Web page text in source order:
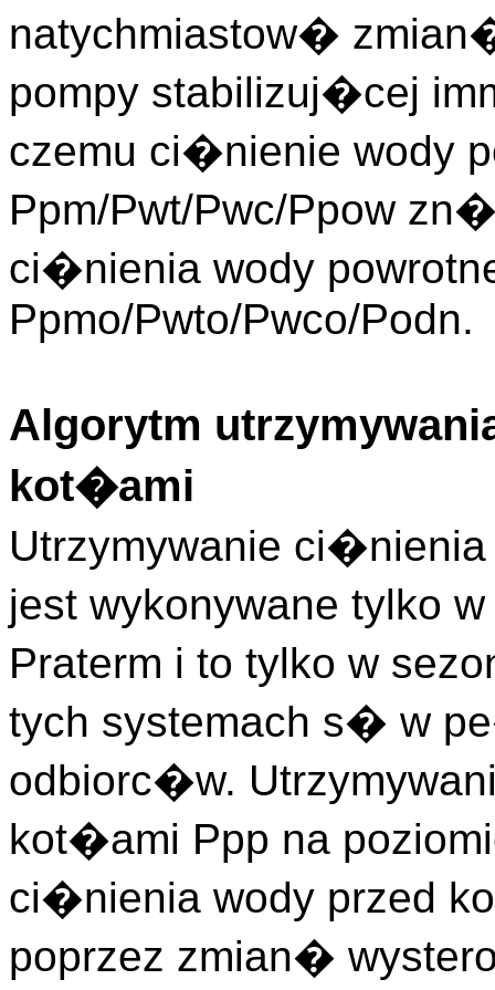
natychmiastow�
pompy stabilizuj�cej
czemu ci�nienie wody
Ppm/Pwt/Pwc/Ppow
ci�nienia wody
Ppmo/Pwto/Pwco/Podn.
Algorytm
kot�ami
Utrzymywanie
jest wykonywane tylko
Praterm i to tylko w
tych systemach s� w
odbiorc�w.
kot�ami Ppp na
ci�nienia wody przed
poprzez zmian�